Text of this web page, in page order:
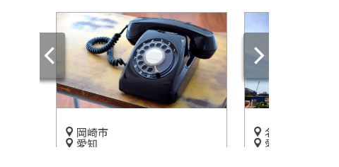
名古屋市港区
愛知